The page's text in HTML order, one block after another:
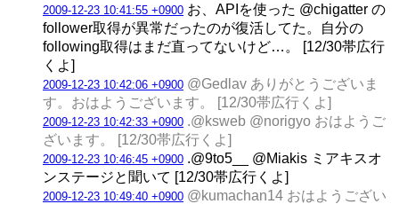
2009-12-23 10:41:55 +0900 お、APIを使った @chigatter の
follower取得が異常だったのが復活してた。自分の
following取得はまだ直ってないけど…。 [12/30帯広行
くよ]
2009-12-23 10:42:06 +0900 @Gedlav ありがとうございま
す。おはようございます。 [12/30帯広行くよ]
2009-12-23 10:42:33 +0900 .@ksweb @norigyo おはようご
ざいます。 [12/30帯広行くよ]
2009-12-23 10:46:45 +0900 .@9to5__ @Miakis ミアキスオ
ンステージと聞いて [12/30帯広行くよ]
2009-12-23 10:49:40 +0900 @kumachan14 おはようござい